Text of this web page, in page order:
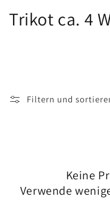
Kategorie:
Trikot ca. 4
Filtern und
Keine
Verwende